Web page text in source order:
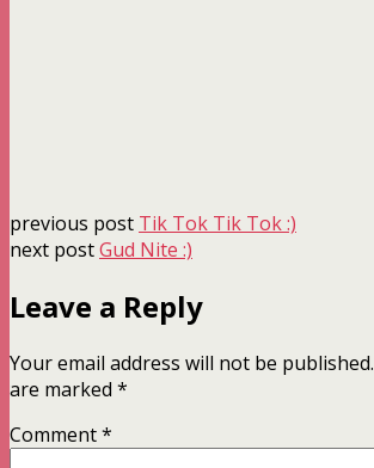
previous post Tik Tok Tik Tok :)
next postGud Nite :)
Leave a Reply
Your email address will not be published.
are marked *
Comment*